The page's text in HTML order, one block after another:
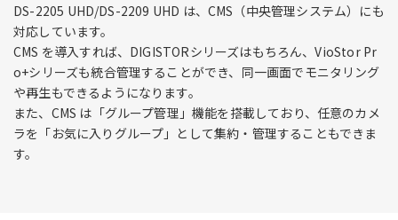
DS-2205 UHD/DS-2209 UHD は、CMS（中央管理システム）にも
対応しています。
CMS を導入すれば、DIGISTORシリーズはもちろん、VioStor Pr
o+シリーズも統合管理することができ、同一画面でモニタリング
や再生もできるようになります。
また、CMS は「グループ管理」機能を搭載しており、任意のカメ
ラを「お気に入りグループ」として集約・管理することもできま
す。